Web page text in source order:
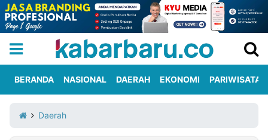
Iklan
Berita
Kami
BERANDA NASIONAL DAERAH EKONOMI PARIWISATA
Daerah